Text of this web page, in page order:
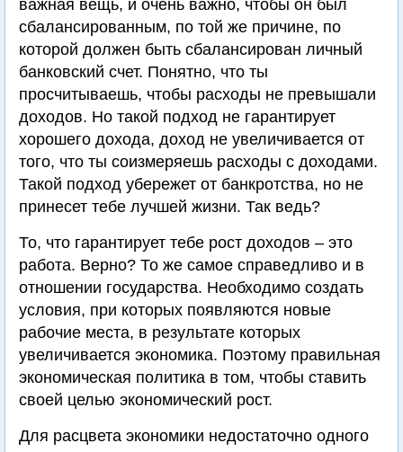
важная вещь, и очень важно, чтобы он был
сбалансированным, по той же причине, по
которой должен быть сбалансирован личный
банковский счет. Понятно, что ты
просчитываешь, чтобы расходы не превышали
доходов. Но такой подход не гарантирует
хорошего дохода, доход не увеличивается от
того, что ты соизмеряешь расходы с доходами.
Такой подход убережет от банкротства, но не
принесет тебе лучшей жизни. Так ведь?
То, что гарантирует тебе рост доходов – это
работа. Верно? То же самое справедливо и в
отношении государства. Необходимо создать
условия, при которых появляются новые
рабочие места, в результате которых
увеличивается экономика. Поэтому правильная
экономическая политика в том, чтобы ставить
своей целью экономический рост.
Для расцвета экономики недостаточно одного